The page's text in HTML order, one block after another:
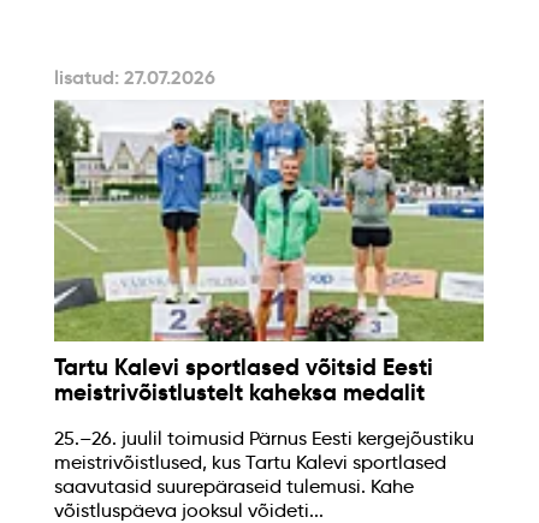
lisatud: 27.07.2026
Tartu Kalevi sportlased võitsid Eesti
meistrivõistlustelt kaheksa medalit
25.–26. juulil toimusid Pärnus Eesti kergejõustiku
meistrivõistlused, kus Tartu Kalevi sportlased
saavutasid suurepäraseid tulemusi. Kahe
võistluspäeva jooksul võideti...